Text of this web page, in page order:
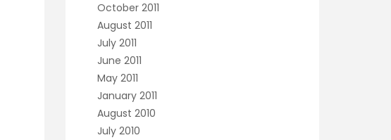
October 2011
August 2011
July 2011
June 2011
May 2011
January 2011
August 2010
July 2010